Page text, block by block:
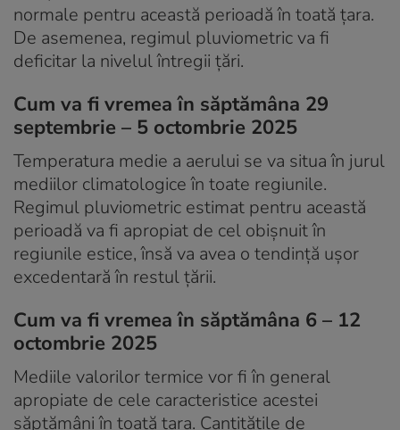
normale pentru această perioadă în toată țara.
De asemenea, regimul pluviometric va fi
deficitar la nivelul întregii țări.
Cum va fi vremea în săptămâna 29
septembrie – 5 octombrie 2025
Temperatura medie a aerului se va situa în jurul
mediilor climatologice în toate regiunile.
Regimul pluviometric estimat pentru această
perioadă va fi apropiat de cel obișnuit în
regiunile estice, însă va avea o tendință ușor
excedentară în restul țării.
Cum va fi vremea în săptămâna 6 – 12
octombrie 2025
Mediile valorilor termice vor fi în general
apropiate de cele caracteristice acestei
săptămâni în toată țara. Cantitățile de